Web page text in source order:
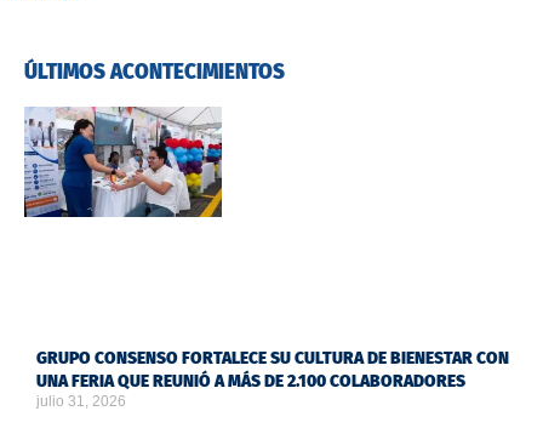
ÚLTIMOS ACONTECIMIENTOS
GRUPO CONSENSO FORTALECE SU CULTURA DE BIENESTAR CON
UNA FERIA QUE REUNIÓ A MÁS DE 2.100 COLABORADORES
julio 31, 2026